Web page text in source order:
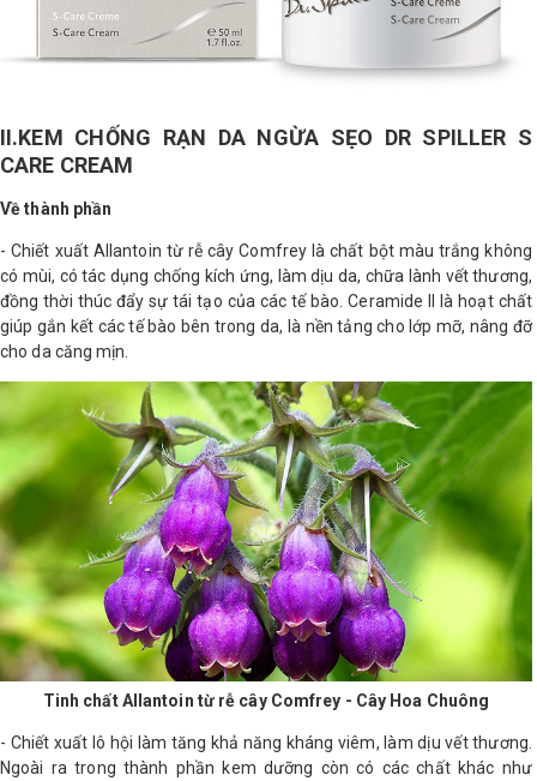
Shop All Brand A-
II.KEM CHỐNG RẠN DA NGỪA SẸO DR SPILLER S
CARE CREAM
Về thành phần
- Chiết xuất Allantoin từ rễ cây Comfrey là chất bột màu trắng không
có mùi, có tác dụng chống kích ứng, làm dịu da, chữa lành vết thương,
đồng thời thúc đẩy sự tái tạo của các tế bào. Ceramide II là hoạt chất
giúp gắn kết các tế bào bên trong da, là nền tảng cho lớp mỡ, nâng đỡ
cho da căng mịn.
Tinh chất Allantoin từ rễ cây Comfrey - Cây Hoa Chuông
- Chiết xuất lô hội làm tăng khả năng kháng viêm, làm dịu vết thương.
Ngoài ra trong thành phần kem dưỡng còn có các chất khác như